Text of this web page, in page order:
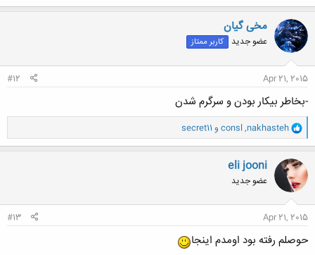
ک
ن
ش
ه
ا
مخی گیان
عضو جدید کاربر ممتاز
Apr 21, 2015
#12
-بخاطر بیکار بودن و سرگرم شدن
و
ا
ک
ن
ش
ه
ا
nakhasteh
,
consl و secret11
eli jooni
عضو جدید
Apr 21, 2015
#13
حوصلم رفته بود اومدم اینجا